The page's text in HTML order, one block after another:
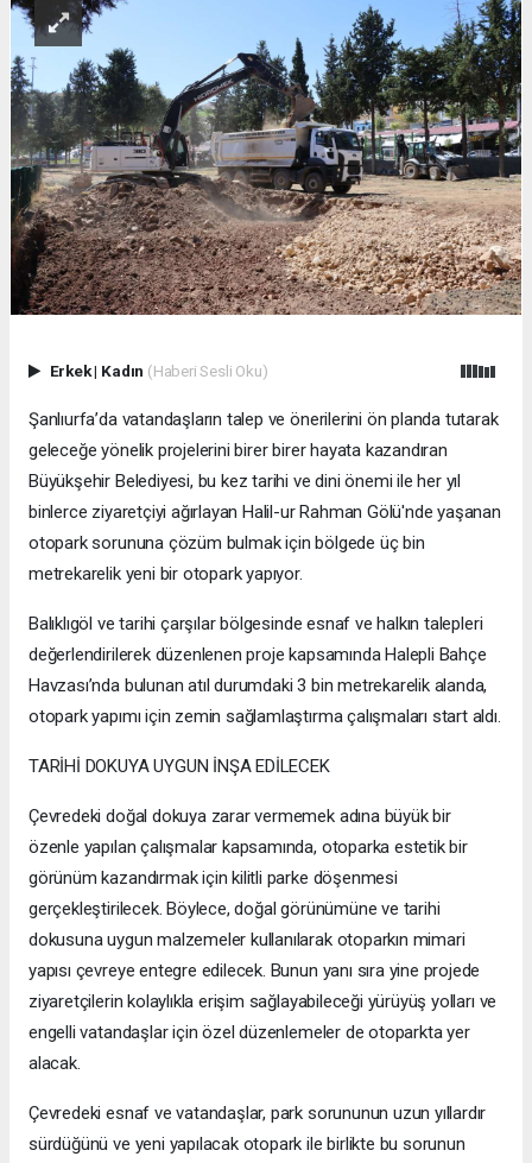
Erkek| Kadın (Haberi Sesli Oku)
Şanlıurfa’da vatandaşların talep ve önerilerini ön planda tutarak
geleceğe yönelik projelerini birer birer hayata kazandıran
Büyükşehir Belediyesi, bu kez tarihi ve dini önemi ile her yıl
binlerce ziyaretçiyi ağırlayan Halil-ur Rahman Gölü'nde yaşanan
otopark sorununa çözüm bulmak için bölgede üç bin
metrekarelik yeni bir otopark yapıyor.
Balıklıgöl ve tarihi çarşılar bölgesinde esnaf ve halkın talepleri
değerlendirilerek düzenlenen proje kapsamında Halepli Bahçe
Havzası’nda bulunan atıl durumdaki 3 bin metrekarelik alanda,
otopark yapımı için zemin sağlamlaştırma çalışmaları start aldı.
TARİHİ DOKUYA UYGUN İNŞA EDİLECEK
Çevredeki doğal dokuya zarar vermemek adına büyük bir
özenle yapılan çalışmalar kapsamında, otoparka estetik bir
görünüm kazandırmak için kilitli parke döşenmesi
gerçekleştirilecek. Böylece, doğal görünümüne ve tarihi
dokusuna uygun malzemeler kullanılarak otoparkın mimari
yapısı çevreye entegre edilecek. Bunun yanı sıra yine projede
ziyaretçilerin kolaylıkla erişim sağlayabileceği yürüyüş yolları ve
engelli vatandaşlar için özel düzenlemeler de otoparkta yer
alacak.
Çevredeki esnaf ve vatandaşlar, park sorununun uzun yıllardır
sürdüğünü ve yeni yapılacak otopark ile birlikte bu sorunun